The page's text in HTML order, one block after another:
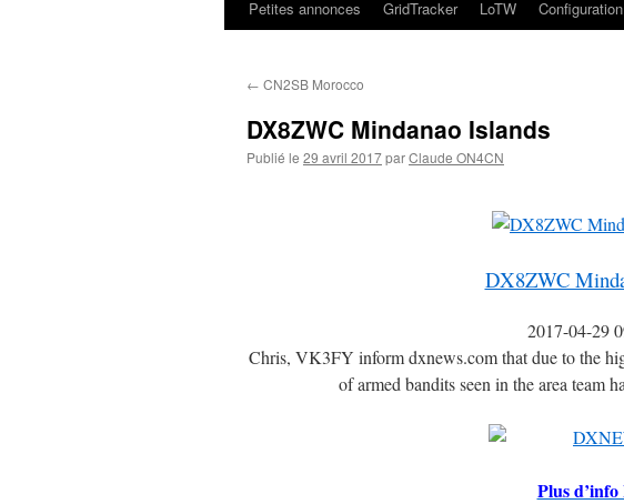
Petites annonces
GridTracker LoTW
← CN2SB Morocco
DX8ZWC Mindanao Islands
Publié le 29 avril 2017parClaude ON4CN
DX8ZWC
2017-04-29
Chris, VK3FY inform dxnews.com that due to the
of armed bandits seen in the area team
Plus